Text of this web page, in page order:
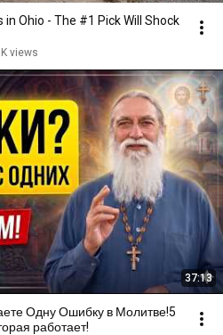
Ohio - The #1 Pick Will Shock
views
37:13
Одну Ошибку в Молитве!5
работает!